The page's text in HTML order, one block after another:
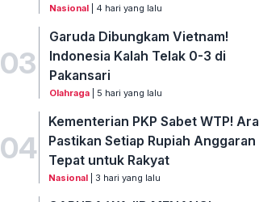
Nasional| 4 hari yang lalu
03
Garuda Dibungkam Vietnam!
Indonesia Kalah Telak 0-3 di
Pakansari
Olahraga| 5 hari yang lalu
04
Kementerian PKP Sabet WTP! Ara
Pastikan Setiap Rupiah Anggaran
Tepat untuk Rakyat
Nasional | 3 hari yang lalu